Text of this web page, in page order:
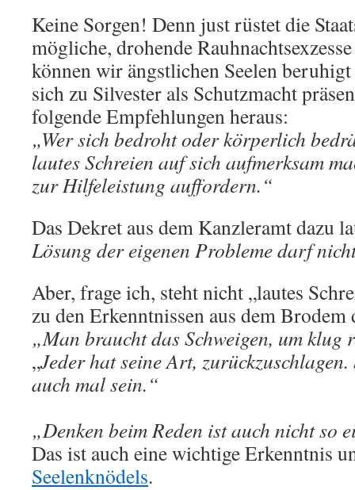
Keine Sorgen! Denn just rüstet die
mögliche, drohende
können wir ängstlichen Seelen
sich zu Silvester als Schutzmacht
folgende Empfehlungen heraus:
„Wer sich bedroht oder körperlich
lautes Schreien auf sich aufmerksam
zur Hilfeleistung auffordern.“
Das Dekret aus dem Kanzleramt dazu
Lösung der eigenen Probleme darf
Aber, frage ich, steht nicht „lautes
zu den Erkenntnissen aus dem
„Man braucht das Schweigen, um klug
„Jeder hat seine Art,
auch mal sein.“
„Denken beim Reden ist auch nicht so
Das ist auch eine wichtige Erkenntnis
Seelenknödels.